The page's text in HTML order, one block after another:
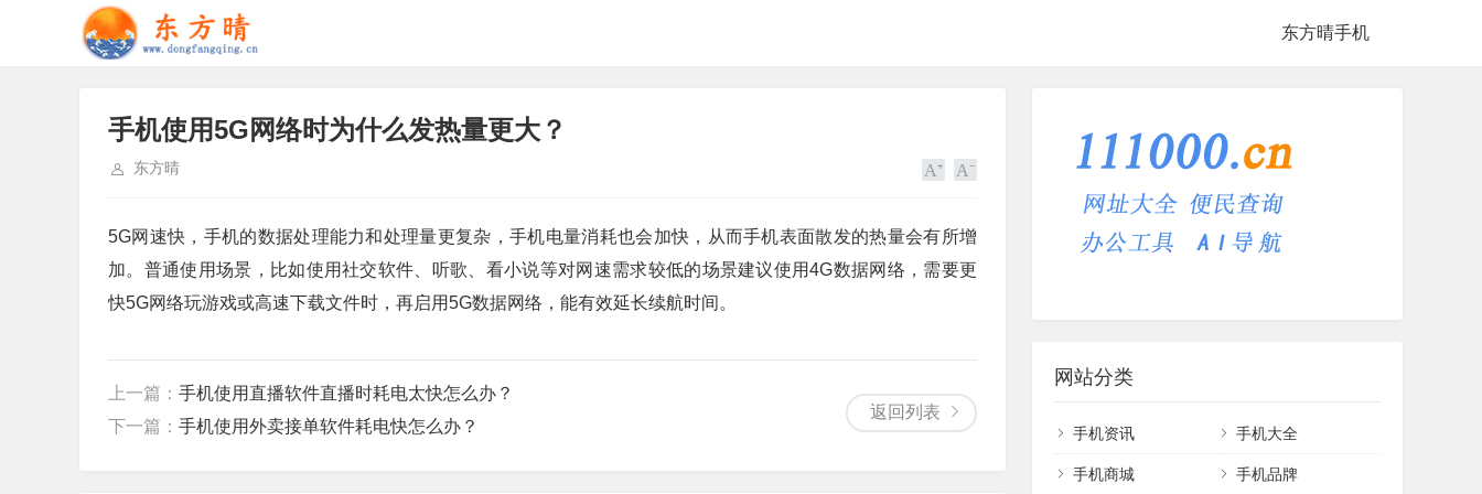
东方晴手机
手机使用5G网络时为什么发热量更大？
东方晴
5G网速快，手机的数据处理能力和处理量更复杂，手机电量消耗也会加快，从而手机表面散发的热量会有所增
加。普通使用场景，比如使用社交软件、听歌、看小说等对网速需求较低的场景建议使用4G数据网络，需要更
快5G网络玩游戏或高速下载文件时，再启用5G数据网络，能有效延长续航时间。
返回列表
上一篇： 手机使用直播软件直播时耗电太快怎么办？
下一篇： 手机使用外卖接单软件耗电快怎么办？
网站分类
手机资讯 手机大全
手机商城 手机品牌